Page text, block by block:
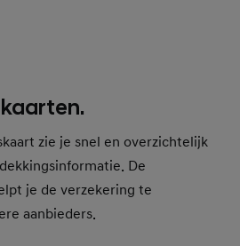
zie je snel en overzichtelijk
De
je de verzekering te
aanbieders.